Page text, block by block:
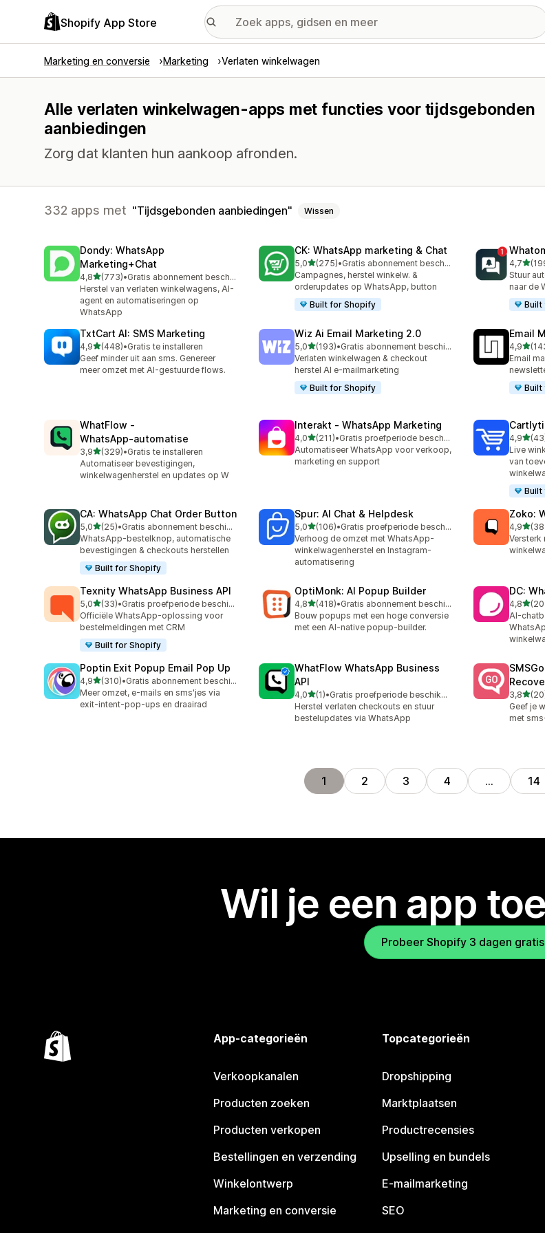
Shopify App Store
Marketing en conversie Marketing Verlaten winkelwagen
Alle verlaten winkelwagen-apps met functies voor tijdsgebonden
aanbiedingen
Zorg dat klanten hun aankoop afronden.
332 apps met Tijdsgebonden aanbiedingen Wissen
Dondy: WhatsApp
Marketing+Chat
4,8van 5 sterren
(773)
773 recensies in totaal
•
Gratis abonnement beschikbaar
Herstel van verlaten winkelwagens, AI-
agent en automatiseringen op
WhatsApp
CK: WhatsApp marketing & Chat
5,0van 5 sterren
(275)
275 recensies in totaal
•
Gratis abonnement beschikbaar
Campagnes, herstel winkelw. &
orderupdates op WhatsApp, button
Built for Shopify
4,7van
199
Stuur
naar de
Built
TxtCart AI: SMS Marketing
4,9van 5 sterren
(448)
448 recensies in totaal
•Gratis te installeren
Geef minder uit aan sms. Genereer
meer omzet met AI-gestuurde flows.
Wiz Ai Email Marketing 2.0
5,0van 5 sterren
(193)
193 recensies in totaal
•
Gratis abonnement beschikbaar
Verlaten winkelwagen & checkout
herstel AI e-mailmarketing
Built for Shopify
Email
4,9van
143
Email
Built
WhatFlow ‑
WhatsApp‑automatise
3,9van 5 sterren
(329)
329 recensies in totaal
•Gratis te installeren
Automatiseer bevestigingen,
winkelwagenherstel en updates op W
Interakt ‑ WhatsApp Marketing
4,0van 5 sterren
(211)
211 recensies in totaal
•
Gratis proefperiode beschikbaar
Automatiseer WhatsApp voor verkoop,
marketing en support
4,9van
43
Live
van
Built
CA: WhatsApp Chat Order Button
5,0van 5 sterren
(25)
25 recensies in totaal
•
Gratis abonnement beschikbaar
WhatsApp-bestelknop, automatische
bevestigingen & checkouts herstellen
Built for Shopify
Spur: AI Chat & Helpdesk
5,0van 5 sterren
(106)
106 recensies in totaal
•
Gratis proefperiode beschikbaar
Verhoog de omzet met WhatsApp-
winkelwagenherstel en Instagram-
automatisering
Zoko:
4,9van
388
Versterk
Texnity WhatsApp Business API
5,0van 5 sterren
(33)
33 recensies in totaal
•
Gratis proefperiode beschikbaar
Officiële WhatsApp-oplossing voor
bestelmeldingen met CRM
Built for Shopify
OptiMonk: AI Popup Builder
4,8van 5 sterren
(418)
418 recensies in totaal
•
Gratis abonnement beschikbaar
Bouw popups met een hoge conversie
met een AI-native popup-builder.
DC:
4,8van
207
AI-
Poptin Exit Popup Email Pop Up
4,9van 5 sterren
(310)
310 recensies in totaal
•
Gratis abonnement beschikbaar
Meer omzet, e-mails en sms'jes via
exit-intent-pop-ups en draairad
WhatFlow WhatsApp Business
API
4,0van 5 sterren
(1)
1 recensies in totaal
•
Gratis proefperiode beschikbaar
Herstel verlaten checkouts en stuur
bestelupdates via WhatsApp
3,8van
20
Geef je
met
1 2 3 4 … 14
Wil je een app
Probeer Shopify 3 dagen gratis
App-categorieën
Verkoopkanalen
Producten zoeken
Producten verkopen
Bestellingen en verzending
Winkelontwerp
Marketing en conversie
Topcategorieën
Dropshipping
Marktplaatsen
Productrecensies
Upselling en bundels
E-mailmarketing
SEO